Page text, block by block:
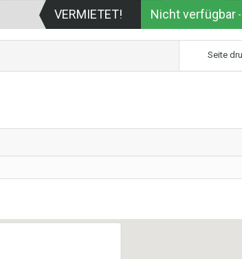
VERMIETET! Nicht verfügbar
Seite